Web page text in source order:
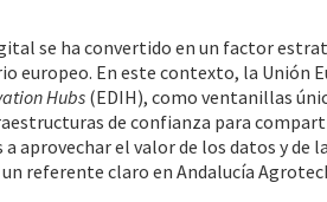
se ha convertido en un factor
europeo. En este contexto, la Unión
Hubs(EDIH), como ventanillas
de confianza para
a aprovechar el valor de los datos y
referente claro en Andalucía